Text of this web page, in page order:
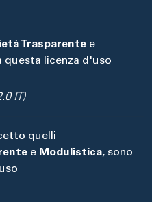
Trasparente e
questa licenza d'uso
IT)
quelli
e Modulistica, sono